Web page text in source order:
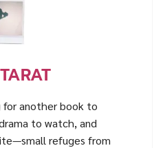
for another book to
to watch, and
refuges from